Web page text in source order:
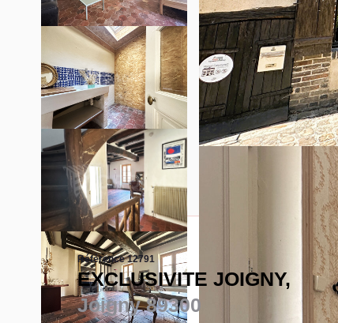
Référence 12791
EXCLUSIVITE JOIGNY,
Joigny 89300